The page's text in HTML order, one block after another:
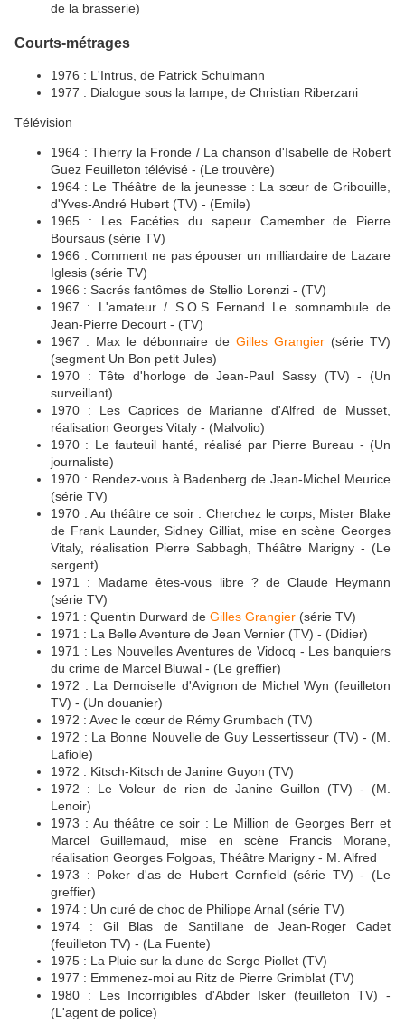
de la brasserie)
Courts-métrages
1976 : L'Intrus, de Patrick Schulmann
1977 : Dialogue sous la lampe, de Christian Riberzani
Télévision
1964 : Thierry la Fronde / La chanson d'Isabelle de Robert
Guez Feuilleton télévisé - (Le trouvère)
1964 : Le Théâtre de la jeunesse : La sœur de Gribouille,
d'Yves-André Hubert (TV) - (Emile)
1965 : Les Facéties du sapeur Camember de Pierre
Boursaus (série TV)
1966 : Comment ne pas épouser un milliardaire de Lazare
Iglesis (série TV)
1966 : Sacrés fantômes de Stellio Lorenzi - (TV)
1967 : L'amateur / S.O.S Fernand Le somnambule de
Jean-Pierre Decourt - (TV)
1967 : Max le débonnaire de Gilles Grangier(série TV)
(segment Un Bon petit Jules)
1970 : Tête d'horloge de Jean-Paul Sassy (TV) - (Un
surveillant)
1970 : Les Caprices de Marianne d'Alfred de Musset,
réalisation Georges Vitaly - (Malvolio)
1970 : Le fauteuil hanté, réalisé par Pierre Bureau - (Un
journaliste)
1970 : Rendez-vous à Badenberg de Jean-Michel Meurice
(série TV)
1970 : Au théâtre ce soir : Cherchez le corps, Mister Blake
de Frank Launder, Sidney Gilliat, mise en scène Georges
Vitaly, réalisation Pierre Sabbagh, Théâtre Marigny - (Le
sergent)
1971 : Madame êtes-vous libre ? de Claude Heymann
(série TV)
1971 : Quentin Durward de Gilles Grangier (série TV)
1971 : La Belle Aventure de Jean Vernier (TV) - (Didier)
1971 : Les Nouvelles Aventures de Vidocq - Les banquiers
du crime de Marcel Bluwal - (Le greffier)
1972 : La Demoiselle d'Avignon de Michel Wyn (feuilleton
TV) - (Un douanier)
1972 : Avec le cœur de Rémy Grumbach (TV)
1972 : La Bonne Nouvelle de Guy Lessertisseur (TV) - (M.
Lafiole)
1972 : Kitsch-Kitsch de Janine Guyon (TV)
1972 : Le Voleur de rien de Janine Guillon (TV) - (M.
Lenoir)
1973 : Au théâtre ce soir : Le Million de Georges Berr et
Marcel Guillemaud, mise en scène Francis Morane,
réalisation Georges Folgoas, Théâtre Marigny - M. Alfred
1973 : Poker d'as de Hubert Cornfield (série TV) - (Le
greffier)
1974 : Un curé de choc de Philippe Arnal (série TV)
1974 : Gil Blas de Santillane de Jean-Roger Cadet
(feuilleton TV) - (La Fuente)
1975 : La Pluie sur la dune de Serge Piollet (TV)
1977 : Emmenez-moi au Ritz de Pierre Grimblat (TV)
1980 : Les Incorrigibles d'Abder Isker (feuilleton TV) -
(L'agent de police)